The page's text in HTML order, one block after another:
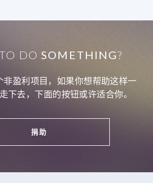
DOSOMETHING?
非盈利项目，如果你想帮助这样一
下去，下面的按钮或许适合你。
捐助